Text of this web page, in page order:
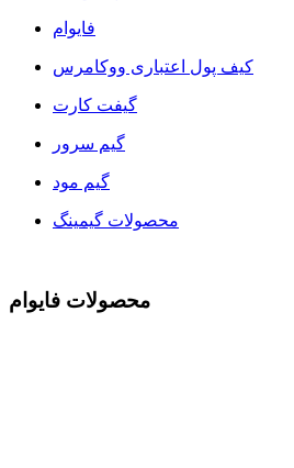
فایوام
کیف پول اعتباری ووکامرس
گیفت کارت
گیم سرور
گیم مود
محصولات گیمینگ
محصولات فایوام